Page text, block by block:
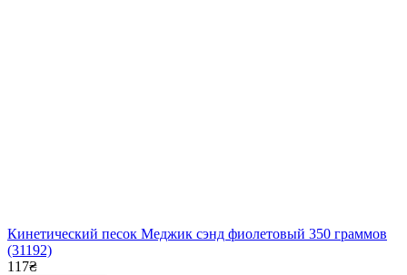
Кинетический песок Меджик сэнд фиолетовый 350 граммов
(31192)
117₴